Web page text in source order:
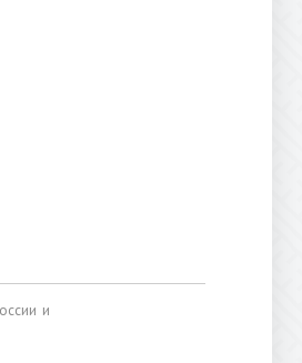
и